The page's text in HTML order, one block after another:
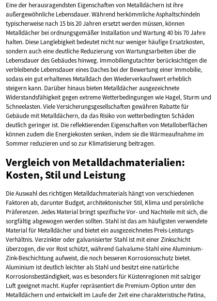
Eine der herausragendsten Eigenschaften von Metalldächern ist ihre
außergewöhnliche Lebensdauer. Während herkömmliche Asphaltschindeln
typischerweise nach 15 bis 20 Jahren ersetzt werden müssen, können
Metalldächer bei ordnungsgemäßer Installation und Wartung 40 bis 70 Jahre
halten. Diese Langlebigkeit bedeutet nicht nur weniger häufige Ersatzkosten,
sondern auch eine deutliche Reduzierung von Wartungsarbeiten über die
Lebensdauer des Gebäudes hinweg. Immobiliengutachter berücksichtigen die
verbleibende Lebensdauer eines Daches bei der Bewertung einer Immobilie,
sodass ein gut erhaltenes Metalldach den Wiederverkaufswert erheblich
steigern kann. Darüber hinaus bieten Metalldächer ausgezeichnete
Widerstandsfähigkeit gegen extreme Wetterbedingungen wie Hagel, Sturm und
Schneelasten. Viele Versicherungsgesellschaften gewähren Rabatte für
Gebäude mit Metalldächern, da das Risiko von wetterbedingten Schäden
deutlich geringer ist. Die reflektierenden Eigenschaften von Metalloberflächen
können zudem die Energiekosten senken, indem sie die Wärmeaufnahme im
Sommer reduzieren und so zur Klimatisierung beitragen.
Vergleich von Metalldachmaterialien:
Kosten, Stil und Leistung
Die Auswahl des richtigen Metalldachmaterials hängt von verschiedenen
Faktoren ab, darunter Budget, architektonischer Stil, Klima und persönliche
Präferenzen. Jedes Material bringt spezifische Vor- und Nachteile mit sich, die
sorgfältig abgewogen werden sollten. Stahl ist das am häufigsten verwendete
Material für Metalldächer und bietet ein ausgezeichnetes Preis-Leistungs-
Verhältnis. Verzinkter oder galvanisierter Stahl ist mit einer Zinkschicht
überzogen, die vor Rost schützt, während Galvalume-Stahl eine Aluminium-
Zink-Beschichtung aufweist, die noch besseren Korrosionsschutz bietet.
Aluminium ist deutlich leichter als Stahl und besitzt eine natürliche
Korrosionsbeständigkeit, was es besonders für Küstenregionen mit salziger
Luft geeignet macht. Kupfer repräsentiert die Premium-Option unter den
Metalldächern und entwickelt im Laufe der Zeit eine charakteristische Patina,